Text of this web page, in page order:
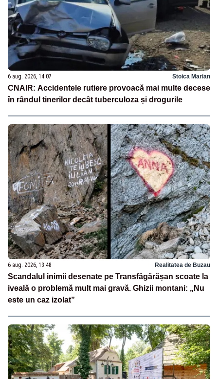
6 aug. 2026, 14:07 Stoica Marian
CNAIR: Accidentele rutiere provoacă mai multe decese
în rândul tinerilor decât tuberculoza și drogurile
6 aug. 2026, 13:48 Realitatea de Buzau
Scandalul inimii desenate pe Transfăgărășan scoate la
iveală o problemă mult mai gravă. Ghizii montani: „Nu
este un caz izolat”